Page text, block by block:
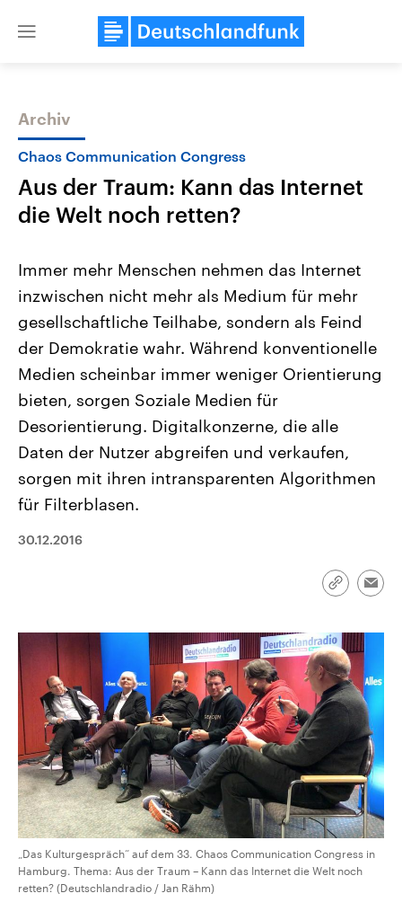
Close
Themen
Landtagswahl Sachsen-Anhalt
2026
Alle Informationen
Sachsen-Anhalt wählt am 6.
September 2026 einen neuen
Landtag. Seit 2021 wird das
Bundesland von einer Koalition aus
CDU, SPD und FDP regiert.-
Umfragen, Prognosen,
Wahlprogramme, aktuelle Berichte
und Hintergründe zu den Parteien
und Kandidaten der anstehenden
Wahl.
USA
Aktuelle Beiträge,
Hintergründe
Wirtschaftlich und
gehören die Vereinigten
den mächtigsten Ländern
mit großem Einfluss auf
Sendungen Programm Podcasts
Audio-Archiv
Archiv
Chaos Communication Congress
Aus der Traum: Kann das Internet
die Welt noch retten?
Immer mehr Menschen nehmen das Internet
inzwischen nicht mehr als Medium für mehr
gesellschaftliche Teilhabe, sondern als Feind
der Demokratie wahr. Während konventionelle
Medien scheinbar immer weniger Orientierung
bieten, sorgen Soziale Medien für
Desorientierung. Digitalkonzerne, die alle
Daten der Nutzer abgreifen und verkaufen,
sorgen mit ihren intransparenten Algorithmen
für Filterblasen.
30.12.2016
Link
„Das Kulturgespräch“ auf dem 33. Chaos Communication Congress in
Hamburg. Thema: Aus der Traum – Kann das Internet die Welt noch
retten? (Deutschlandradio / Jan Rähm)